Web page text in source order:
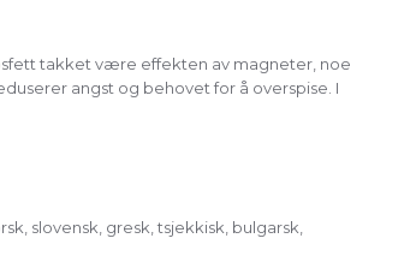
takket være effekten av magneter, noe
angst og behovet for å overspise. I
slovensk, gresk, tsjekkisk, bulgarsk,